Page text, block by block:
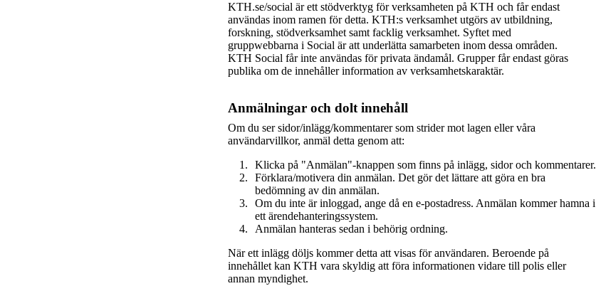
KTH.se/social är ett stödverktyg för verksamheten på KTH och får endast
användas inom ramen för detta. KTH:s verksamhet utgörs av utbildning,
forskning, stödverksamhet samt facklig verksamhet. Syftet med
gruppwebbarna i Social är att underlätta samarbeten inom dessa områden.
KTH Social får inte användas för privata ändamål. Grupper får endast göras
publika om de innehåller information av verksamhetskaraktär.
Anmälningar och dolt innehåll
Om du ser sidor/inlägg/kommentarer som strider mot lagen eller våra
användarvillkor, anmäl detta genom att:
Klicka på "Anmälan"-knappen som finns på inlägg, sidor och kommentarer.
Förklara/motivera din anmälan. Det gör det lättare att göra en bra
bedömning av din anmälan.
Om du inte är inloggad, ange då en e-postadress. Anmälan kommer hamna i
ett ärendehanteringssystem.
Anmälan hanteras sedan i behörig ordning.
När ett inlägg döljs kommer detta att visas för användaren. Beroende på
innehållet kan KTH vara skyldig att föra informationen vidare till polis eller
annan myndighet.